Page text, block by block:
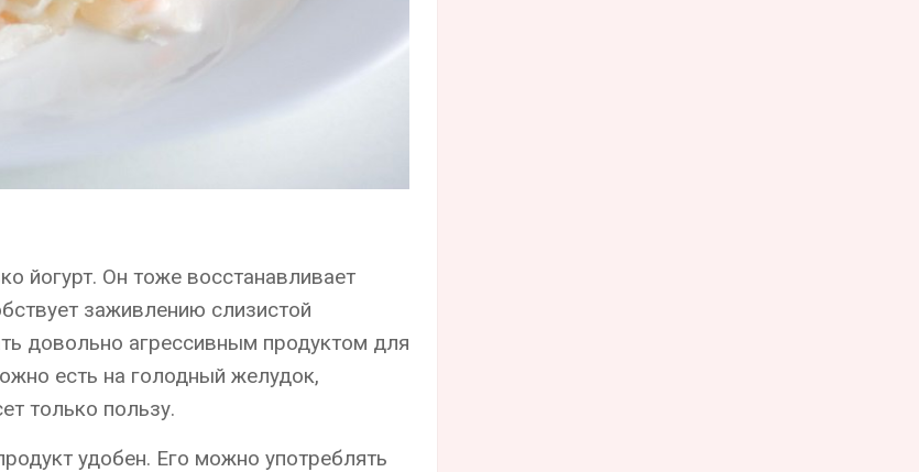
йогурт. Он тоже восстанавливает
заживлению слизистой
довольно агрессивным продуктом для
есть на голодный желудок,
только пользу.
удобен. Его можно употреблять